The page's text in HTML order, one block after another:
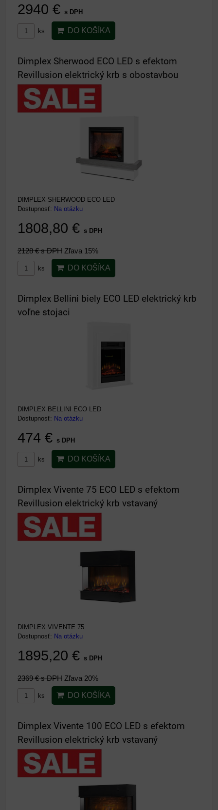
2940 € s DPH
ks DO KOŠÍKA
Dimplex Sherwood ECO LED s efektom
Revillusion elektrický krb s obostavbou
DIMPLEX SHERWOOD ECO LED
Dostupnosť: Na otázku
1808,80 € s DPH
2128 €s DPH Zľava 15%
ks DO KOŠÍKA
Dimplex Bellini biely ECO LED elektrický krb
voľne stojaci
DIMPLEX BELLINI ECO LED
Dostupnosť: Na otázku
474 € s DPH
ks DO KOŠÍKA
Dimplex Vivente 75 ECO LED s efektom
Revillusion elektrický krb vstavaný
DIMPLEX VIVENTE 75
Dostupnosť: Na otázku
1895,20 € s DPH
2369 €s DPH Zľava 20%
ks DO KOŠÍKA
Dimplex Vivente 100 ECO LED s efektom
Revillusion elektrický krb vstavaný